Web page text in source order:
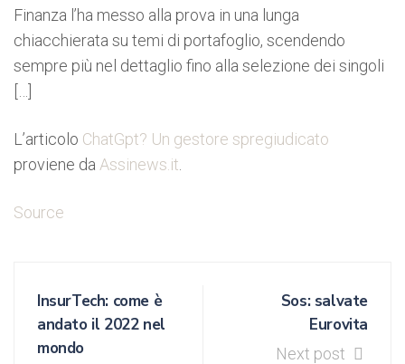
Finanza l’ha messo alla prova in una lunga
chiacchierata su temi di portafoglio, scendendo
sempre più nel dettaglio fino alla selezione dei singoli
[…]
L’articolo ChatGpt? Un gestore spregiudicato
proviene da Assinews.it
Source
InsurTech: come è
andato il 2022 nel
mondo
Sos: salvate
Eurovita
Next post